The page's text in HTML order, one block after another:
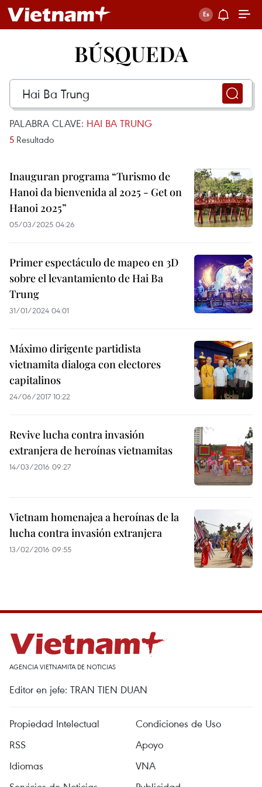
BÚSQUEDA
PALABRA CLAVE: HAI BA TRUNG
5 Resultado
Inauguran programa “Turismo de
Hanoi da bienvenida al 2025 - Get on
Hanoi 2025”
05/03/2025 04:26
Primer espectáculo de mapeo en 3D
sobre el levantamiento de Hai Ba
Trung
31/01/2024 04:01
Máximo dirigente partidista
vietnamita dialoga con electores
capitalinos
24/06/2017 10:22
Revive lucha contra invasión
extranjera de heroínas vietnamitas
14/03/2016 09:27
Vietnam homenajea a heroínas de la
lucha contra invasión extranjera
13/02/2016 09:55
AGENCIA VIETNAMITA DE NOTICIAS
Editor en jefe: TRAN TIEN DUAN
Propiedad Intelectual
Condiciones de Uso
RSS
Apoyo
Idiomas
VNA